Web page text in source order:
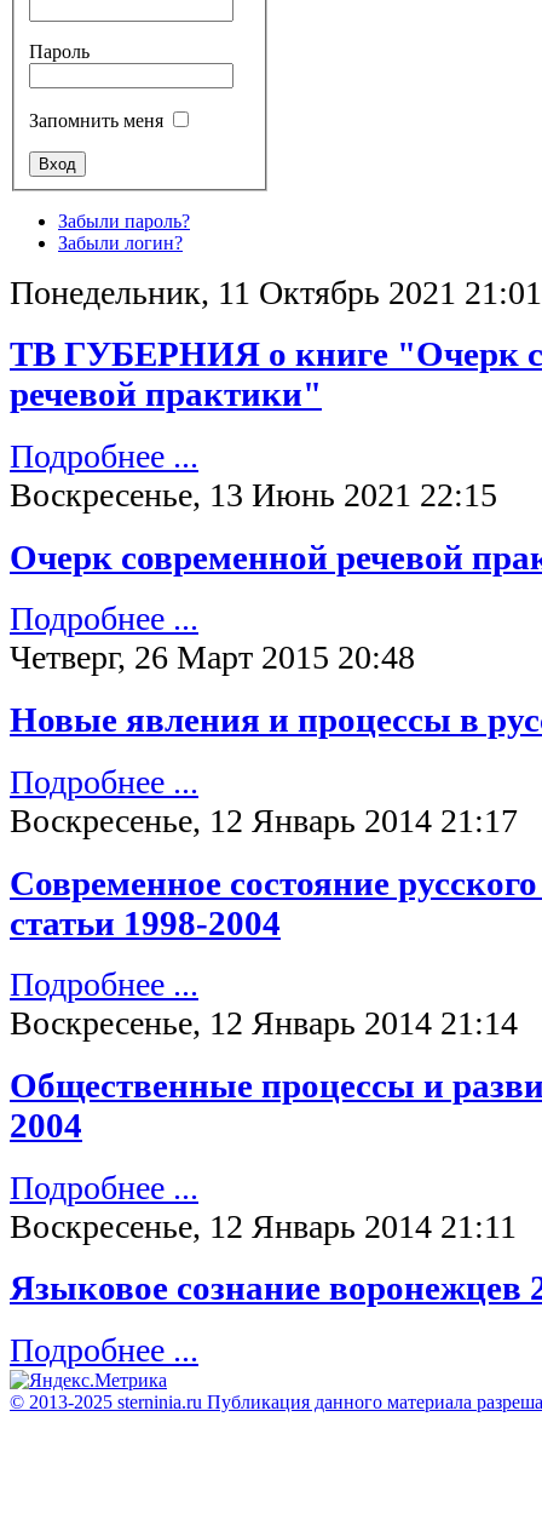
Пароль
Запомнить меня
Забыли пароль?
Забыли логин?
Понедельник, 11 Октябрь 2021 21:01
ТВ ГУБЕРНИЯ о книге "Очерк
речевой практики"
Подробнее ...
Воскресенье, 13 Июнь 2021 22:15
Очерк современной речевой
Подробнее ...
Четверг, 26 Март 2015 20:48
Новые явления и процессы в
Подробнее ...
Воскресенье, 12 Январь 2014 21:17
Современное состояние
статьи 1998-2004
Подробнее ...
Воскресенье, 12 Январь 2014 21:14
Общественные процессы и
2004
Подробнее ...
Воскресенье, 12 Январь 2014 21:11
Языковое сознание воронежцев
Подробнее ...
© 2013-2025 sterninia.ru Публикация данного материала